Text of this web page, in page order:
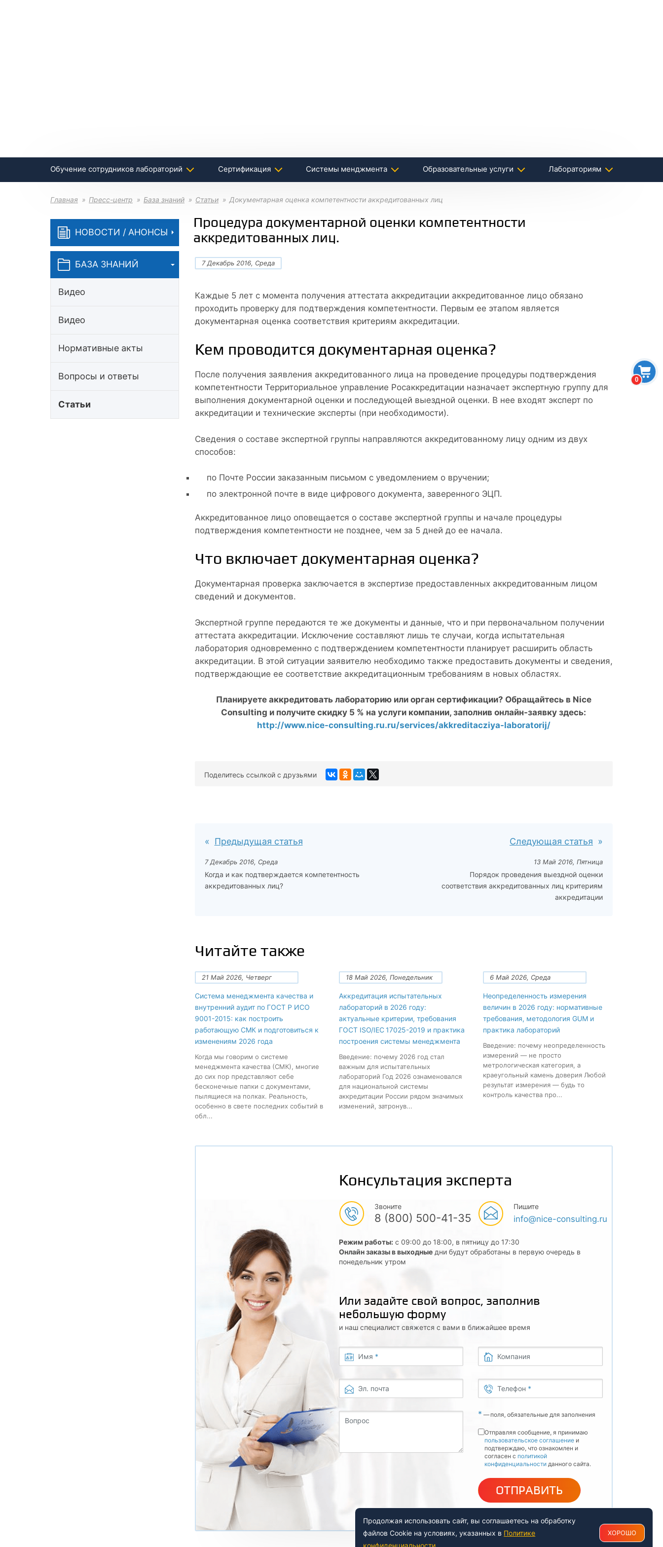
0
Обучение сотрудников лабораторий Сертификация Системы менджмента Образовательные услуги Лабораториям
Главная Пресс-центр База знаний Статьи Документарная оценка компетентности аккредитованных лиц
НОВОСТИ / АНОНСЫ
БАЗА ЗНАНИЙ
Видео
Видео
Нормативные акты
Вопросы и ответы
Статьи
Процедура документарной оценки компетентности
аккредитованных лиц.
7 Декабрь 2016, Среда
Каждые 5 лет с момента получения аттестата аккредитации аккредитованное лицо обязано
проходить проверку для подтверждения компетентности. Первым ее этапом является
документарная оценка соответствия критериям аккредитации.
Кем проводится документарная оценка?
После получения заявления аккредитованного лица на проведение процедуры подтверждения
компетентности Территориальное управление Росаккредитации назначает экспертную группу для
выполнения документарной оценки и последующей выездной оценки. В нее входят эксперт по
аккредитации и технические эксперты (при необходимости).
Сведения о составе экспертной группы направляются аккредитованному лицу одним из двух
способов:
по Почте России заказанным письмом с уведомлением о вручении;
по электронной почте в виде цифрового документа, заверенного ЭЦП.
Аккредитованное лицо оповещается о составе экспертной группы и начале процедуры
подтверждения компетентности не позднее, чем за 5 дней до ее начала.
Что включает документарная оценка?
Документарная проверка заключается в экспертизе предоставленных аккредитованным лицом
сведений и документов.
Экспертной группе передаются те же документы и данные, что и при первоначальном получении
аттестата аккредитации. Исключение составляют лишь те случаи, когда испытательная
лаборатория одновременно с подтверждением компетентности планирует расширить область
аккредитации. В этой ситуации заявителю необходимо также предоставить документы и сведения,
подтверждающие ее соответствие аккредитационным требованиям в новых областях.
Планируете аккредитовать лабораторию или орган сертификации? Обращайтесь в Nice
Consulting и получите скидку 5 % на услуги компании, заполнив онлайн-заявку здесь:
http://www.nice-consulting.ru.ru/services/akkreditacziya-laboratorij/
Поделитесь ссылкой с друзьями
Предыдущая статья
7 Декабрь 2016, Среда
Когда и как подтверждается компетентность
аккредитованных лиц?
Следующая статья
13 Май 2016, Пятница
Порядок проведения выездной оценки
соответствия аккредитованных лиц критериям
аккредитации
Читайте также
21 Май 2026, Четверг
Система менеджмента качества и
внутренний аудит по ГОСТ Р ИСО
9001-2015: как построить
работающую СМК и подготовиться к
изменениям 2026 года
Когда мы говорим о системе
менеджмента качества (СМК), многие
до сих пор представляют себе
бесконечные папки с документами,
пылящиеся на полках. Реальность,
особенно в свете последних событий в
обл...
18 Май 2026, Понедельник
Аккредитация испытательных
лабораторий в 2026 году:
актуальные критерии, требования
ГОСТ ISO/IEC 17025-2019 и практика
построения системы менеджмента
Введение: почему 2026 год стал
важным для испытательных
лабораторий Год 2026 ознаменовался
для национальной системы
аккредитации России рядом значимых
изменений, затронув...
6 Май 2026, Среда
Неопределенность измерения
величин в 2026 году: нормативные
требования, методология GUM и
практика лабораторий
Введение: почему неопределенность
измерений — не просто
метрологическая категория, а
краеугольный камень доверия Любой
результат измерения — будь то
контроль качества про...
Консультация эксперта
Звоните
8 (800) 500-41-35
Пишите
info@nice-consulting.ru
Режим работы:с 09:00 до 18:00, в пятницу до 17:30
Онлайн заказы в выходныедни будут обработаны в первую очередь в
понедельник утром
Или задайте свой вопрос, заполнив
небольшую форму
и наш специалист свяжется с вами в ближайшее время
Имя *
Эл. почта
Вопрос
Компания
Телефон *
* — поля, обязательные для заполнения
Отправляя сообщение, я принимаю
пользовательское соглашение и
подтверждаю, что ознакомлен и
согласен с политикой
конфиденциальности данного сайта.
ОТПРАВИТЬ
Продолжая использовать сайт, вы соглашаетесь на обработку
файлов Cookie на условиях, указанных в Политике
конфиденциальности
ХОРОШО